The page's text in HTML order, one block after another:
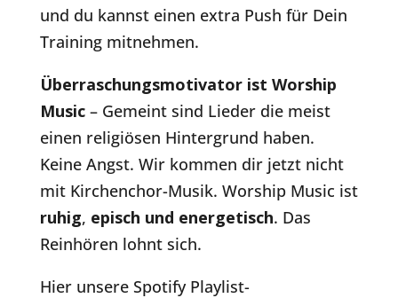
und du kannst einen extra Push für Dein
Training mitnehmen.
Überraschungsmotivator ist Worship
Music– Gemeint sind Lieder die meist
einen religiösen Hintergrund haben.
Keine Angst. Wir kommen dir jetzt nicht
mit Kirchenchor-Musik. Worship Music ist
ruhig, episch und energetisch. Das
Reinhören lohnt sich.
Hier unsere Spotify Playlist-